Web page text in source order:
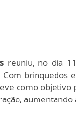
reuniu, no dia 11
Com brinquedos
como objetivo